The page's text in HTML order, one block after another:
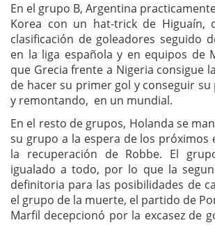
En el grupo B, Argentina
Korea con un hat-trick de Higuaín,
clasificación de goleadores seguido
en la liga española y en equipos de
que Grecia frente a Nigeria consigue
de hacer su primer gol y conseguir
y remontando, en un mundial.
En el resto de grupos, Holanda se
su grupo a la espera de los próximos
la recuperación de Robbe. El
igualado a todo, por lo que la
definitoria para las posibilidades de
el grupo de la muerte, el partido de
Marfil decepcionó por la excasez de